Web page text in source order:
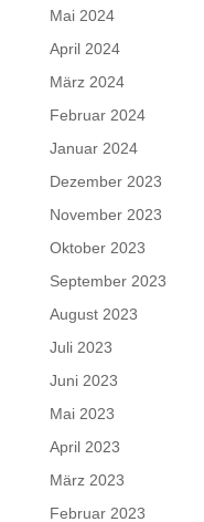
Mai 2024
April 2024
März 2024
Februar 2024
Januar 2024
Dezember 2023
November 2023
Oktober 2023
September 2023
August 2023
Juli 2023
Juni 2023
Mai 2023
April 2023
März 2023
Februar 2023